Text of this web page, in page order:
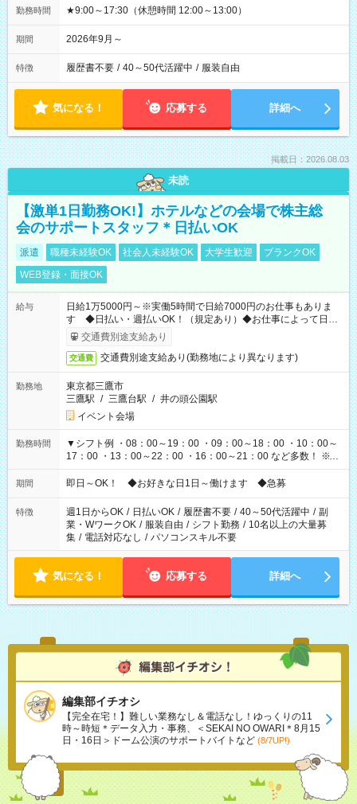
勤務時間 ★9:00～17:30（休憩時間 12:00～13:00）
期間 2026年9月～
特徴 履歴書不要 / 40～50代活躍中 / 服装自由
気になる！ 応募する 詳細へ
掲載日：2026.08.03
未読
【激単1日勤務OK!】ホテルなどの会場で株主総
会のサポートスタッフ＊日払いOK
派遣 職種未経験OK 社会人未経験OK 大学生歓迎
ブランクOK
WEB登録・面接OK
給与
日給1万5000円～※実働5時間で日給7000円のお仕事もありま
す ◆日払い・週払いOK！（規定あり）◆お仕事によって日給
も異なります
交通費別途支給あり
交通費 交通費別途支給あり(勤務地により異なります)
勤務地
東京都三鷹市
三鷹駅 / 三鷹台駅 / 井の頭公園駅
イベント会場
勤務時間
▼シフト例 ・08：00～19：00 ・09：00～18：00 ・10：00～
17：00 ・13：00～22：00 ・16：00～21：00 など多数！ ※お
仕事により勤務時間が異なります
期間 即日～OK！ ◆お好きな日1日～働けます ◆急募
特徴 週1日からOK / 日払いOK / 履歴書不要 / 40～50代活躍中 / 副
業・WワークOK / 服装自由 / シフト勤務 / 10名以上の大量募
集 / 電話対応なし / パソコンスキル不要
気になる！ 応募する 詳細へ
編集部イチオシ
【完全在宅！】難しい業務なし＆電話なし！ゆっくりの11
時～時短＊データ入力・事務、＜SEKAI NO OWARI＊8月15
日・16日＞ドーム公演のサポートバイトなど (8/7UP!)